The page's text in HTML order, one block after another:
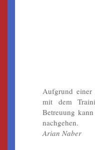
Aufgrund einer
mit dem
Betreuung
nachgehen.
Arian Naber